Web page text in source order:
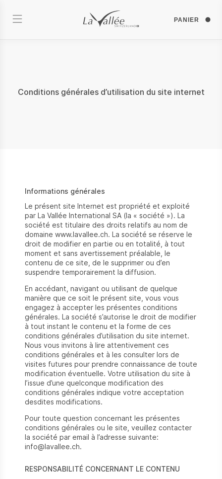
PANIER
Conditions générales d’utilisation du site internet
Informations générales
Le présent site Internet est propriété et exploité
par La Vallée International SA (la « société »). La
société est titulaire des droits relatifs au nom de
domaine www.lavallee.ch. La société se réserve le
droit de modifier en partie ou en totalité, à tout
moment et sans avertissement préalable, le
contenu de ce site, de le supprimer ou d’en
suspendre temporairement la diffusion.
En accédant, navigant ou utilisant de quelque
manière que ce soit le présent site, vous vous
engagez à accepter les présentes conditions
générales. La société s’autorise le droit de modifier
à tout instant le contenu et la forme de ces
conditions générales d’utilisation du site internet.
Nous vous invitons à lire attentivement ces
conditions générales et à les consulter lors de
visites futures pour prendre connaissance de toute
modification éventuelle. Votre utilisation du site à
l’issue d’une quelconque modification des
conditions générales indique votre acceptation
desdites modifications.
Pour toute question concernant les présentes
conditions générales ou le site, veuillez contacter
la société par email à l’adresse suivante:
info@lavallee.ch.
RESPONSABILITÉ CONCERNANT LE CONTENU